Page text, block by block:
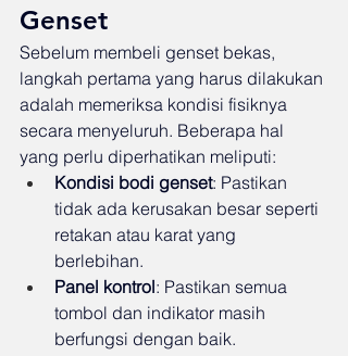
Genset
Sebelum membeli genset bekas,
langkah pertama yang harus dilakukan
adalah memeriksa kondisi fisiknya
secara menyeluruh. Beberapa hal
yang perlu diperhatikan meliputi:
Kondisi bodi genset: Pastikan
tidak ada kerusakan besar seperti
retakan atau karat yang
berlebihan.
Panel kontrol: Pastikan semua
tombol dan indikator masih
berfungsi dengan baik.